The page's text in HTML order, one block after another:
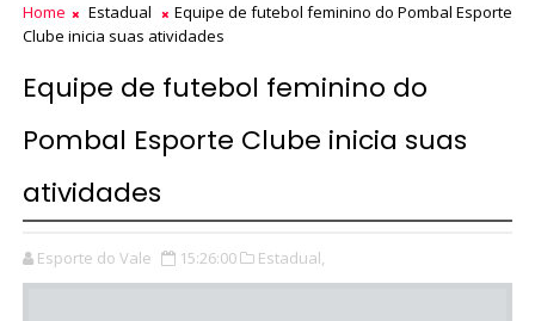
Home Estadual
Equipe de futebol feminino do Pombal Esporte
Clube inicia suas atividades
Equipe de futebol feminino do
Pombal Esporte Clube inicia suas
atividades
Esporte do Vale 15:26:00 Estadual,